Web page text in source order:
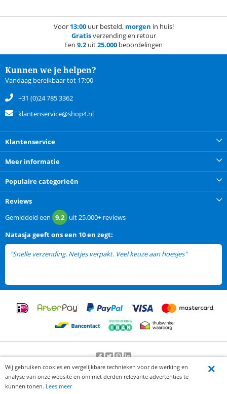
Voor 13:00uur besteld, morgen in huis!
Gratisverzending en retour
Een 9.2 uit25.000 beoordelingen
Kunnen we je helpen?
Vandaag bereikbaar tot 17:00
+31 (0)24 785 3362
klantenservice@shop4.nl
Klantenservice
Meer informatie
Populaire categorieën
Reviews
Gemiddeld een 9.2 uit25.000+ reviews
Natasja geeft ons een 10 en zegt:
"Snelle verzending. Netjes verpakt. Veel keuze aan hoesjes"
Beoordeling door klanten:9.2/10-25000beoordelingen
Wij gebruiken cookies en vergelijkbare technieken voor de werking en
analyse van onze website en om met derden relevante advertenties te
kunnen tonen. Lees meer